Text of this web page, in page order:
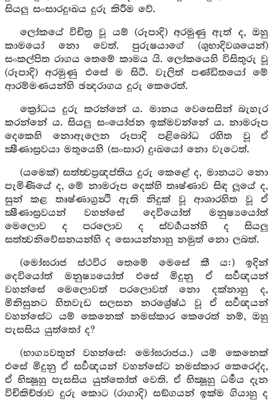
සියලු සංසාරදුඃඛය දුරු කිරීම වේ.
ලෝකයේ විචිත්‍ර වූ යම් (රූපාදි) අරමුණු ඇත් ද, ඔහු
කාමයෝ නො වෙත්. පුරුෂයාගේ (ශුභාදිවශයෙන්)
සංකල්පිත රාගය තෙමේ කාමය යි. ලෝකයෙහි විසිතුරු වූ
(රූපාදි) අරමුණු එසේ ම සිටී. වැලිත් පණ්ඩිතයෝ මේ
ආරම්මණයන්හි ඡන්‍දරාගය දුරු කෙරෙත්.
ක්‍රෝධය දුරු කරන්නේ ය. මානය වෙසෙසින් බැහැර
කරන්නේ ය. සියලු සංයෝජන ඉක්මවන්නේ ය. නාමරූප
දෙකෙහි නොඇලෙන රූපාදි පළිබෝධ රහිත වූ ඒ
ක්‍ෂීණාස්‍රවයා මතුයෙහි (සංසාර) දුඃඛයෝ නො වැටෙත්.
(යමෙක්) සත්ත්‍වප්‍රඥප්තිය දුරු කෙළේ ද, මානයට නො
පැමිණියේ ද, මේ නාමරූප දෙක්හි තෘෂ්ණාව සිඳ ලූයේ ද,
සුන් කළ තෘෂ්ණාග්‍රන්‍ථි ඇති නිදුක් වූ ආශාරහිත වූ ඒ
ක්‍ෂීණාස්‍රවයන් වහන්සේ දෙවියෝත් මනුෂ්‍යයෝත්
මෙලොව ද පරලොව ද ස්වර්‍ගයන්හි ද සියලු
සත්ත්‍වනිවේසනයන්හි ද සොයන්නාහු නමුත් නො ලබත්.
(මෝඝරාජ ස්ථවිර තෙමේ මෙසේ කී ය:) ඉදින්
දෙවියෝත් මනුෂ්‍යයෝත් එසේ මිදුනු ඒ සර්‍වඥයන්
වහන්සේ මෙලොවත් පරලොවත් නො දක්නාහු ද,
මිනිසුනට හිතවැඩ සලසන නරශ්‍රේෂ්ඨ වූ ඒ සර්‍වඥයන්
වහන්සේට යම් කෙනෙක් නමස්කාර කෙරෙත් නම්, ඔහු
පැසසිය යුත්තෝ ද?
(භාග්‍යවතුන් වහන්සේ: මෝඝරාජය.) යම් කෙනෙක්
එසේ මිදුනු ඒ සර්‍වඥයන් වහන්සේට නමස්කාර කෙරෙද්ද,
ඒ භික්‍ෂූහු පැසසිය යුත්තෝත් වෙති. ඒ භික්‍ෂූහු ධර්‍මය දැන
විචිකිච්ඡාව දුරු කොට (රාගාදි) සඞ්ගයන් ඉක්ම ගියාහු ද